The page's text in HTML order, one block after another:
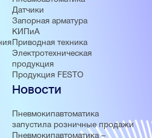
Датчики
Запорная арматура
КИПиА
Приводная техника
Электротехническая
продукция
Продукция FESTO
Новости
Пневмокипавтоматика
запустила розничные продажи
Пневмокипавтоматика –